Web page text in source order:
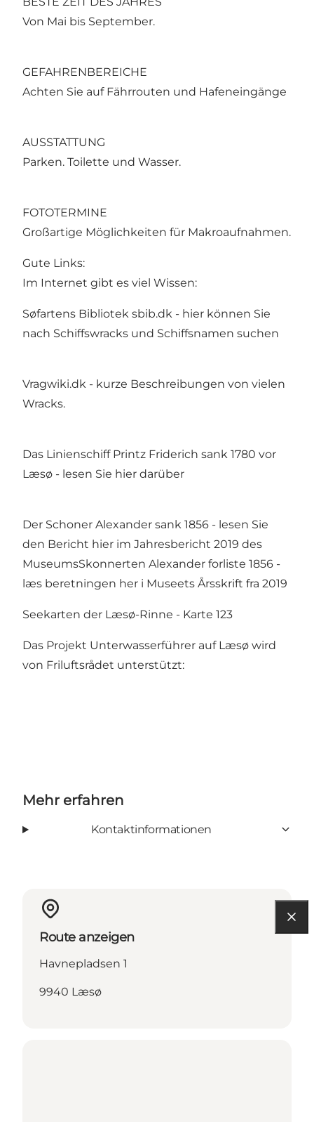
Von Mai bis September.
GEFAHRENBEREICHE
Achten Sie auf Fährrouten und Hafeneingänge
AUSSTATTUNG
Parken. Toilette und Wasser.
FOTOTERMINE
Großartige Möglichkeiten für Makroaufnahmen.
Gute Links:
Im Internet gibt es viel Wissen:
Søfartens Bibliotek sbib.dk - hier können Sie
nach Schiffswracks und Schiffsnamen suchen
Vragwiki.dk - kurze Beschreibungen von vielen
Wracks.
Das Linienschiff Printz Friderich sank 1780 vor
Læsø - lesen Sie hier darüber
Der Schoner Alexander sank 1856 - lesen Sie
den Bericht hier im Jahresbericht 2019 des
MuseumsSkonnerten Alexander forliste 1856 -
læs beretningen her i Museets Årsskrift fra 2019
Seekarten der Læsø-Rinne - Karte 123
Das Projekt Unterwasserführer auf Læsø wird
von Friluftsrådet unterstützt:
Mehr erfahren
Kontaktinformationen
Route anzeigen
Havnepladsen 1
9940 Læsø